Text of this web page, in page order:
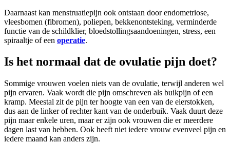
Daarnaast kan menstruatiepijn ook ontstaan door endometriose,
vleesbomen (fibromen), poliepen, bekkenontsteking, verminderde
functie van de schildklier, bloedstollingsaandoeningen, stress, een
spiraaltje of een operatie.
Is het normaal dat de ovulatie pijn doet?
Sommige vrouwen voelen niets van de ovulatie, terwijl anderen wel
pijn ervaren. Vaak wordt die pijn omschreven als buikpijn of een
kramp. Meestal zit de pijn ter hoogte van een van de eierstokken,
dus aan de linker of rechter kant van de onderbuik. Vaak duurt deze
pijn maar enkele uren, maar er zijn ook vrouwen die er meerdere
dagen last van hebben. Ook heeft niet iedere vrouw evenveel pijn en
iedere maand kan anders zijn.